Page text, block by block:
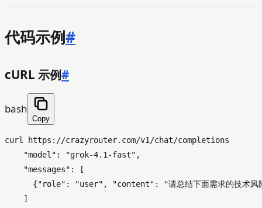
代码示例#
cURL 示例#
bash
Copy
curl https://crazyrouter.com/v1/chat/completions
    "model": "grok-4.1-fast",
    "messages": [
{"role": "user", "content": "请总结下面需求的技术风
    ]